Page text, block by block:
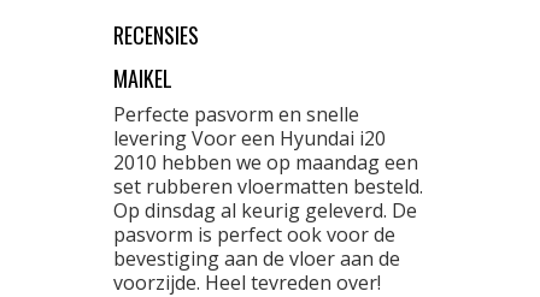
RECENSIES
MAIKEL
Perfecte pasvorm en snelle
levering Voor een Hyundai i20
2010 hebben we op maandag een
set rubberen vloermatten besteld.
Op dinsdag al keurig geleverd. De
pasvorm is perfect ook voor de
bevestiging aan de vloer aan de
voorzijde. Heel tevreden over!